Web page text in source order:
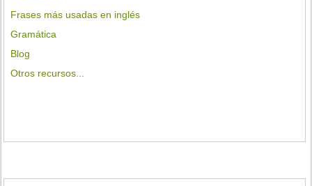
Frases más usadas en inglés
Gramática
Blog
Otros recursos...